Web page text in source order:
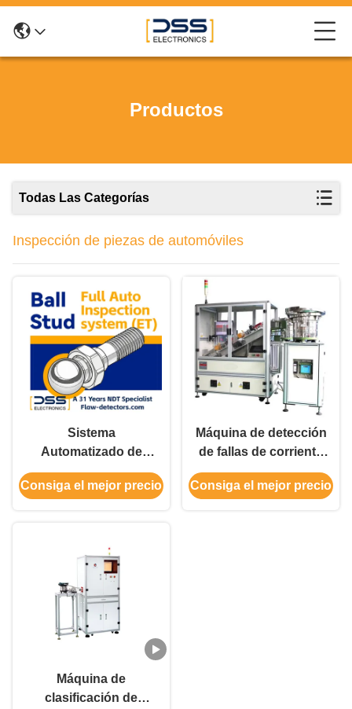
Productos
Todas Las Categorías
Inspección de piezas de automóviles
Sistema
Automatizado de
Inspección de
Espárragos | Ensayos
Consiga el mejor precio
Máquina de detección
de fallas de corriente
de red automática de
cuatro frecuencias
Consiga el mejor precio
Máquina de
clasificación de